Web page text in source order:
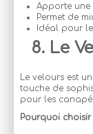
Apporte une
Permet de
Idéal pour
8. Le
Le velours est
touche de
pour les
Pourquoi choisir